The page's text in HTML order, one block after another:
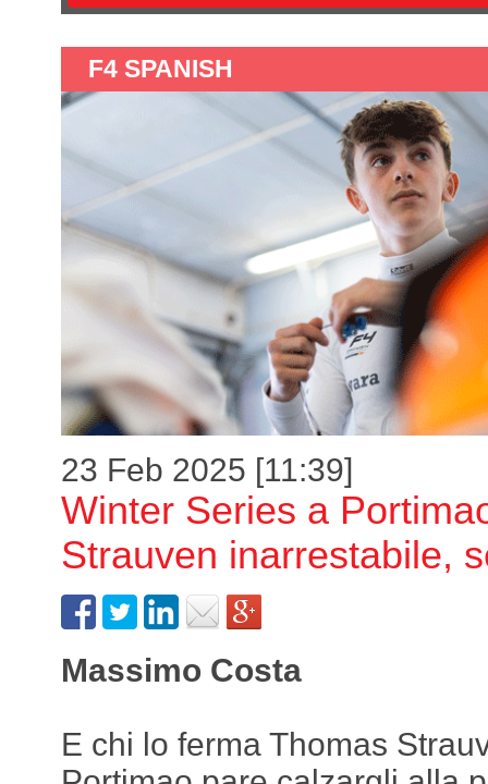
F4 SPANISH
23 Feb 2025 [11:39]
Winter Series a
Strauven inarrestabile,
Massimo Costa
E chi lo ferma Thomas